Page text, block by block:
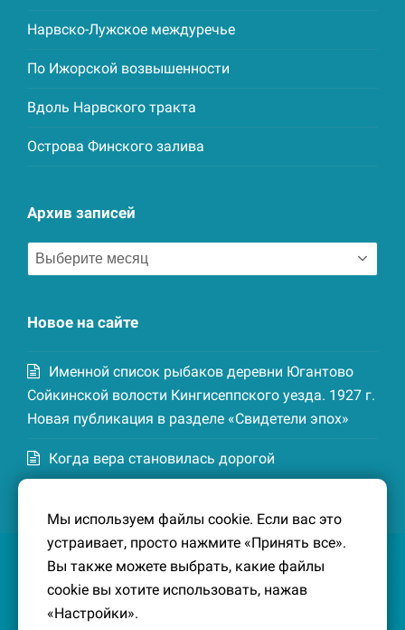
Нарвско-Лужское междуречье
По Ижорской возвышенности
Вдоль Нарвского тракта
Острова Финского залива
Архив записей
Архив
записей
Новое на сайте
Именной список рыбаков деревни Югантово
Сойкинской волости Кингисеппского уезда. 1927 г.
Новая публикация в разделе «Свидетели эпох»
Когда вера становилась дорогой
Котельской волости Кингисеппского уезда. 1926-
27 гг. Новая публикация в разделе «Свидетели
эпох»
Мы используем файлы cookie. Если вас это
устраивает, просто нажмите «Принять все».
Вы также можете выбрать, какие файлы
cookie вы хотите использовать, нажав
«Настройки».